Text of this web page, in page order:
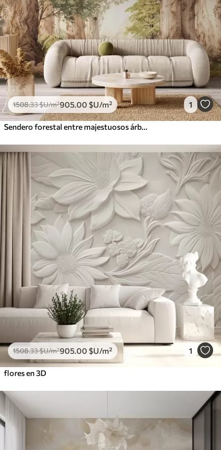
1508.33$U/m²905 .00 $U/m² 1
1508.33$U/m²905 .00 $U/m² 1
flores en 3D